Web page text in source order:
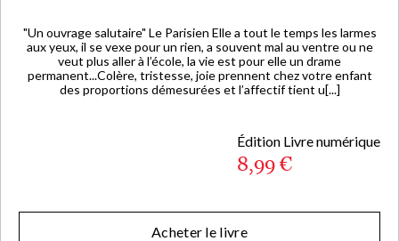
"Un ouvrage salutaire" Le Parisien Elle a tout le temps les larmes
aux yeux, il se vexe pour un rien, a souvent mal au ventre ou ne
veut plus aller à l’école, la vie est pour elle un drame
permanent...Colère, tristesse, joie prennent chez votre enfant
des proportions démesurées et l’affectif tient u[...]
Édition Livre numérique
8,99 €
Acheter le livre